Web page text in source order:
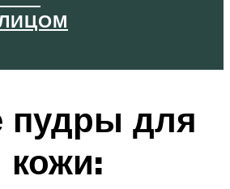
пудры для